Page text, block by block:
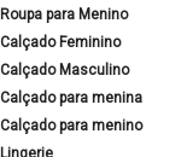
Roupa para Menino
Calçado Feminino
Calçado Masculino
Calçado para menina
Calçado para menino
Lingerie